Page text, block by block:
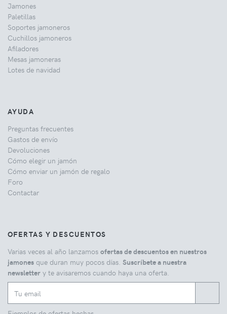
Jamones
Paletillas
Soportes jamoneros
Cuchillos jamoneros
Afiladores
Mesas jamoneras
Lotes de navidad
AYUDA
Preguntas frecuentes
Gastos de envío
Devoluciones
Cómo elegir un jamón
Cómo enviar un jamón de regalo
Foro
Contactar
OFERTAS Y DESCUENTOS
Varias veces al año lanzamos ofertas de descuentos en nuestros
jamones que duran muy pocos días. Suscríbete a nuestra
newsletter y te avisaremos cuando haya una oferta.